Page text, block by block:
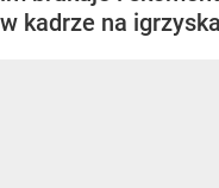
w kadrze na